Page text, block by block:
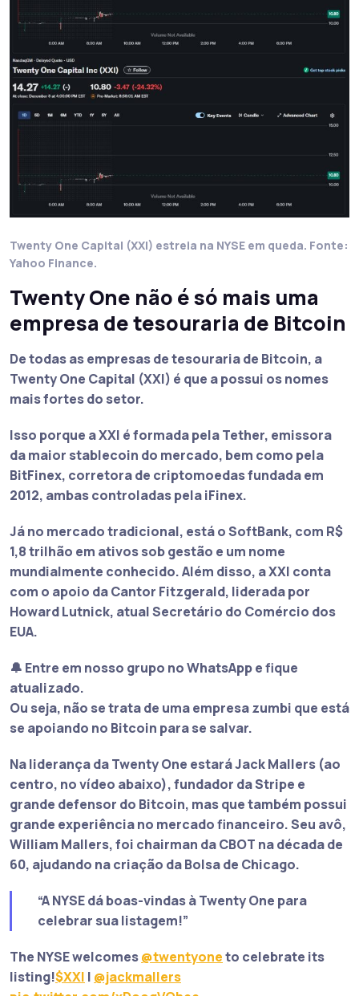
Twenty One Capital (XXI) estreia na NYSE em queda. Fonte:
Yahoo Finance.
Twenty One não é só mais uma
empresa de tesouraria de Bitcoin
De todas as empresas de tesouraria de Bitcoin, a
Twenty One Capital (XXI) é que a possui os nomes
mais fortes do setor.
Isso porque a XXI é formada pelaTether, emissora
da maior stablecoin do mercado, bem como pela
BitFinex, corretora de criptomoedas fundada em
2012, ambas controladas pela iFinex.
Já no mercado tradicional, está oSoftBank, com R$
1,8 trilhão em ativos sob gestão e um nome
mundialmente conhecido. Além disso, a XXI conta
com o apoio daCantor Fitzgerald, liderada por
Howard Lutnick, atual Secretário do Comércio dos
EUA.
🔔 Entre em nosso grupo no WhatsApp e fique
atualizado.
Ou seja, não se trata de uma empresa zumbi que está
se apoiando no Bitcoin para se salvar.
Na liderança da Twenty One estaráJack Mallers (ao
centro, no vídeo abaixo), fundador da Stripe e
grande defensor do Bitcoin, mas que também possui
grande experiência no mercado financeiro. Seu avô,
William Mallers, foi chairman da CBOT na década de
60, ajudando na criação da Bolsa de Chicago.
“A NYSE dá boas-vindas à Twenty One para
celebrar sua listagem!”
The NYSE welcomes@twentyoneto celebrate its
listing!$XXI | @jackmallers